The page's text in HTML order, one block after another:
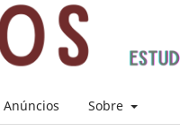
Anúncios Sobre